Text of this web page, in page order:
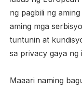
ng pagbili ng
aming mga
tuntunin at
sa privacy gaya ng
Maaari naming